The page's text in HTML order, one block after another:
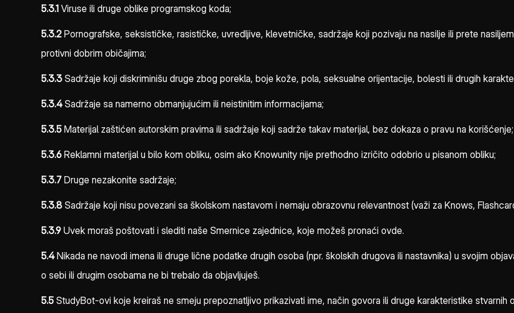
5.3.1Viruse ili druge oblike programskog koda;
5.3.2Pornografske, seksističke, rasističke, uvredljive, klevetničke, sadržaje koji pozivaju na nasilje ili prete
protivni dobrim običajima;
5.3.3Sadržaje koji diskriminišu druge zbog porekla, boje kože, pola, seksualne orijentacije, bolesti ili drugih
5.3.4Sadržaje sa namerno obmanjujućim ili neistinitim informacijama;
5.3.5Materijal zaštićen autorskim pravima ili sadržaje koji sadrže takav materijal, bez dokaza o pravu na korišćenje;
5.3.6Reklamni materijal u bilo kom obliku, osim ako Knowunity nije prethodno izričito odobrio u pisanom obliku;
5.3.7Druge nezakonite sadržaje;
5.3.8Sadržaje koji nisu povezani sa školskom nastavom i nemaju obrazovnu relevantnost (važi za Knows,
5.3.9Uvek moraš poštovati i slediti naše Smernice zajednice, koje možeš pronaći ovde.
5.4Nikada ne navodi imena ili druge lične podatke drugih osoba (npr. školskih drugova ili nastavnika) u svojim
o sebi ili drugim osobama ne bi trebalo da objavljuješ.
5.5StudyBot-ovi koje kreiraš ne smeju prepoznatljivo prikazivati ime, način govora ili druge karakteristike stvarnih